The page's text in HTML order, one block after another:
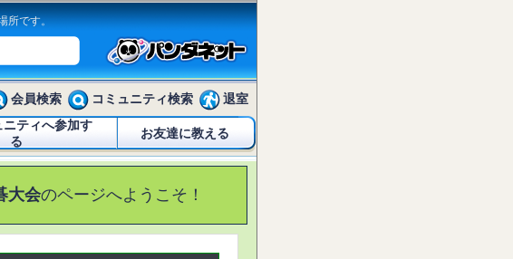
所です。
会員検索 コミュニティ検索
退室
ニティへ参加す
る
お友達に教える
大会のページへようこそ！